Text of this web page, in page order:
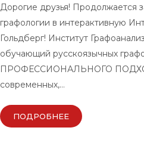
Дорогие друзья! Продолжается
графологии в интерактивную
Гольдберг! Институт
обучающий русскоязычных
ПРОФЕССИОНАЛЬНОГО
современных,…
ПОДРОБНЕЕ